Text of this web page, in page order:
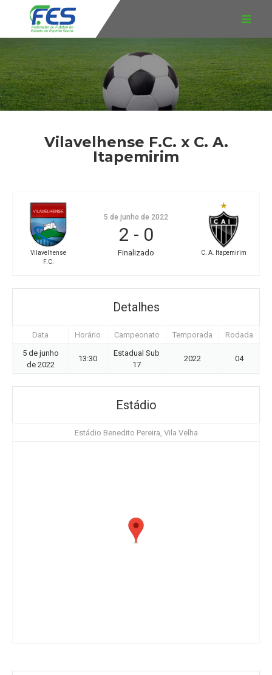
Vilavelhense F.C. x C. A.
Itapemirim
Vilavelhense
F.C.
C. A. Itapemirim
5 de junho de 2022
2 - 0
Finalizado
Detalhes
Data Horário Campeonato Temporada
Rodada
5 de junho
de 2022
13:30
Estadual Sub
17
2022 04
Estádio
Estádio Benedito Pereira, Vila Velha